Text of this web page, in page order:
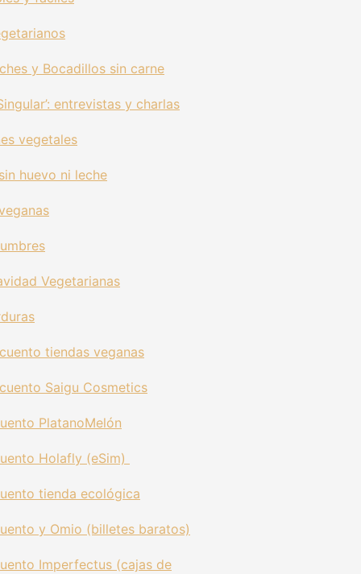
y Bocadillos sin carne
entrevistas y charlas
vegetales
huevo ni leche
Vegetarianas
tiendas veganas
Saigu Cosmetics
PlatanoMelón
Holafly (eSim)
tienda ecológica
y Omio (billetes baratos)
Imperfectus (cajas de